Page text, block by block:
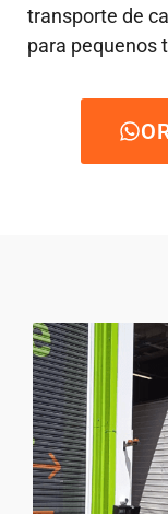
transporte de
para pequenos